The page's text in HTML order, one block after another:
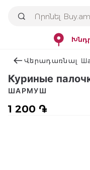
Վերադառնալ
Куриные
1 200 ֏
ШАРМУШ